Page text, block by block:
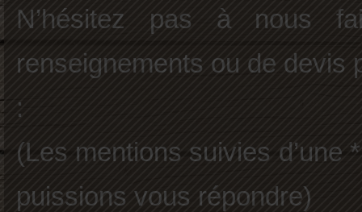
N’hésitez pas à nous
renseignements ou de devis
:
(Les mentions suivies d’une
puissions vous répondre)